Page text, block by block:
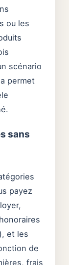
ou les
scénario
permet
sans
payez
et les
de
frais